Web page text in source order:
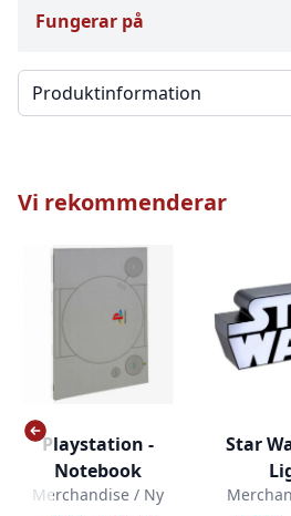
Fungerar på
Välj en flik
Vi rekommenderar
Playstation -
Notebook
Merchandise / Ny
Star